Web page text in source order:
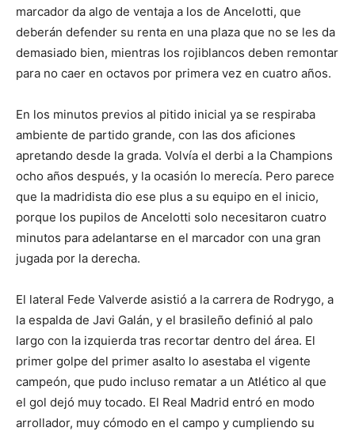
marcador da algo de ventaja a los de Ancelotti, que
deberán defender su renta en una plaza que no se les da
demasiado bien, mientras los rojiblancos deben remontar
para no caer en octavos por primera vez en cuatro años.
En los minutos previos al pitido inicial ya se respiraba
ambiente de partido grande, con las dos aficiones
apretando desde la grada. Volvía el derbi a la Champions
ocho años después, y la ocasión lo merecía. Pero parece
que la madridista dio ese plus a su equipo en el inicio,
porque los pupilos de Ancelotti solo necesitaron cuatro
minutos para adelantarse en el marcador con una gran
jugada por la derecha.
El lateral Fede Valverde asistió a la carrera de Rodrygo, a
la espalda de Javi Galán, y el brasileño definió al palo
largo con la izquierda tras recortar dentro del área. El
primer golpe del primer asalto lo asestaba el vigente
campeón, que pudo incluso rematar a un Atlético al que
el gol dejó muy tocado. El Real Madrid entró en modo
arrollador, muy cómodo en el campo y cumpliendo su